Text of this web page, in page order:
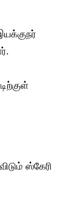
ஸ்கேரி